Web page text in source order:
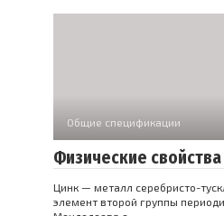
Общие спецификации
Физические
Цинк — металл серебристо-
элемент второй группы